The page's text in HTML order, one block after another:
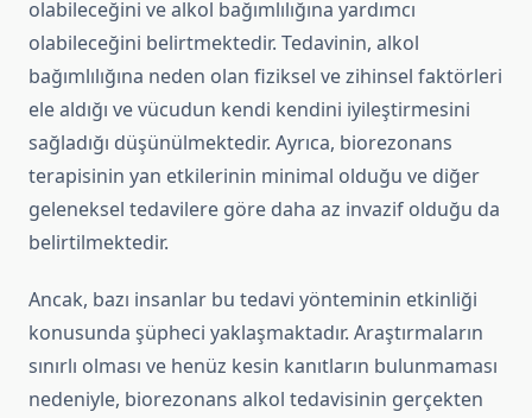
olabileceğini ve alkol bağımlılığına yardımcı
olabileceğini belirtmektedir. Tedavinin, alkol
bağımlılığına neden olan fiziksel ve zihinsel faktörleri
ele aldığı ve vücudun kendi kendini iyileştirmesini
sağladığı düşünülmektedir. Ayrıca, biorezonans
terapisinin yan etkilerinin minimal olduğu ve diğer
geleneksel tedavilere göre daha az invazif olduğu da
belirtilmektedir.
Ancak, bazı insanlar bu tedavi yönteminin etkinliği
konusunda şüpheci yaklaşmaktadır. Araştırmaların
sınırlı olması ve henüz kesin kanıtların bulunmaması
nedeniyle, biorezonans alkol tedavisinin gerçekten